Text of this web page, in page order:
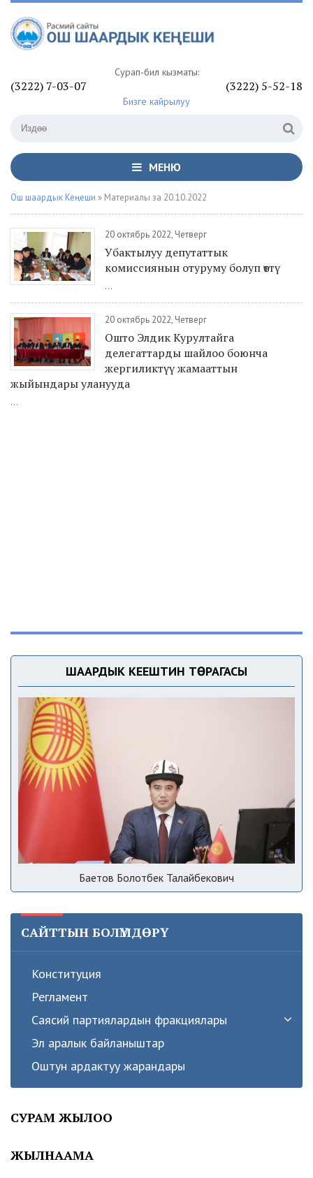
Сурап-билүү кызматы:
(3222) 7-03-07 (3222) 5-52-18
Бизге кайрылуу
МЕНЮ
Ош шаардык Кеңеши » Материалы за 20.10.2022
20 октябрь 2022, Четверг
Убактылуу депутаттык
комиссиянын отуруму болуп өттү
...
20 октябрь 2022, Четверг
Ошто Элдик Курултайга
делегаттарды шайлоо боюнча
жергиликтүү жамааттын
жыйындары уланууда
...
ШААРДЫК КЕҢЕШТИН ТӨРАГАСЫ
Баетов Болотбек Талайбекович
САЙТТЫН БОЛҮМДӨРҮ
Конституция
Регламент
Саясий партиялардын фракциялары
Эл аралык байланыштар
Оштун ардактуу жарандары
СУРАМ ЖЫЛОО
ЖЫЛНААМА